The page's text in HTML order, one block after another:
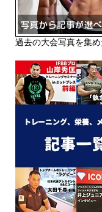
過去の大会写真を集